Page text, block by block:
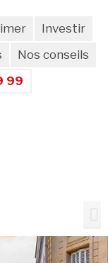
Investir
Nos conseils
99